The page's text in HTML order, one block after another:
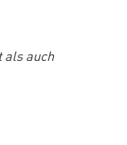
als auch